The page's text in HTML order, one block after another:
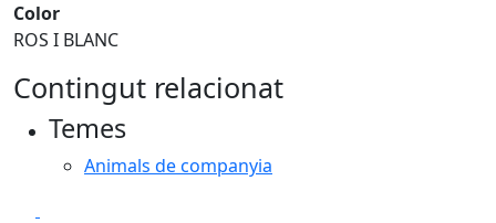
Color
ROS I BLANC
Contingut relacionat
Temes
Animals de companyia